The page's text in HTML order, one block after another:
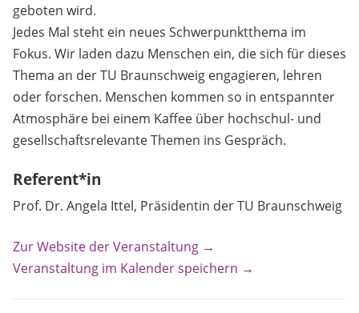
geboten wird.
Jedes Mal steht ein neues Schwerpunktthema im
Fokus. Wir laden dazu Menschen ein, die sich für dieses
Thema an der TU Braunschweig engagieren, lehren
oder forschen. Menschen kommen so in entspannter
Atmosphäre bei einem Kaffee über hochschul- und
gesellschaftsrelevante Themen ins Gespräch.
Referent*in
Prof. Dr. Angela Ittel, Präsidentin der TU Braunschweig
Zur Website der Veranstaltung →
Veranstaltung im Kalender speichern →